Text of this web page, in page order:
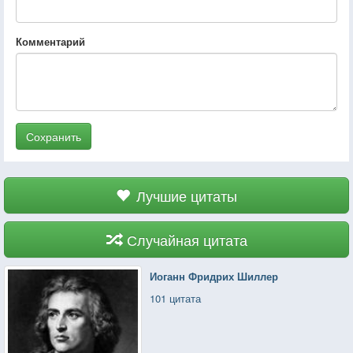
Комментарий
Сохранить
Лучшие цитаты
Случайная цитата
Иоганн Фридрих Шиллер
101 цитата